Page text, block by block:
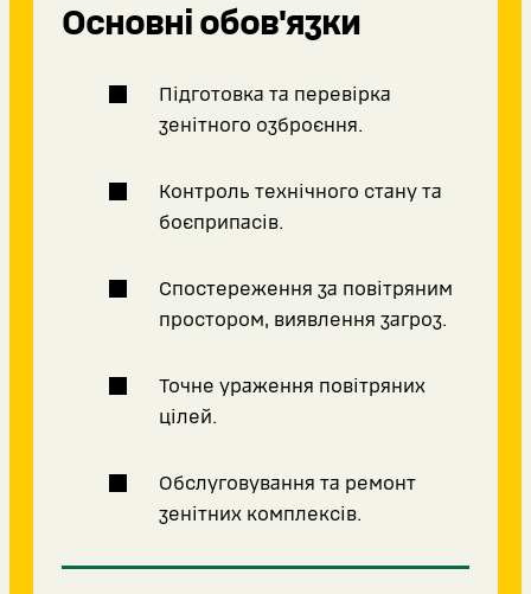
Основні обов'язки
Підготовка та перевірка
зенітного озброєння.
Контроль технічного стану та
боєприпасів.
Спостереження за повітряним
простором, виявлення загроз.
Точне ураження повітряних
цілей.
Обслуговування та ремонт
зенітних комплексів.